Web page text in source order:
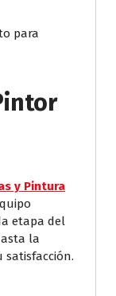
para
y Pintura
etapa del
la